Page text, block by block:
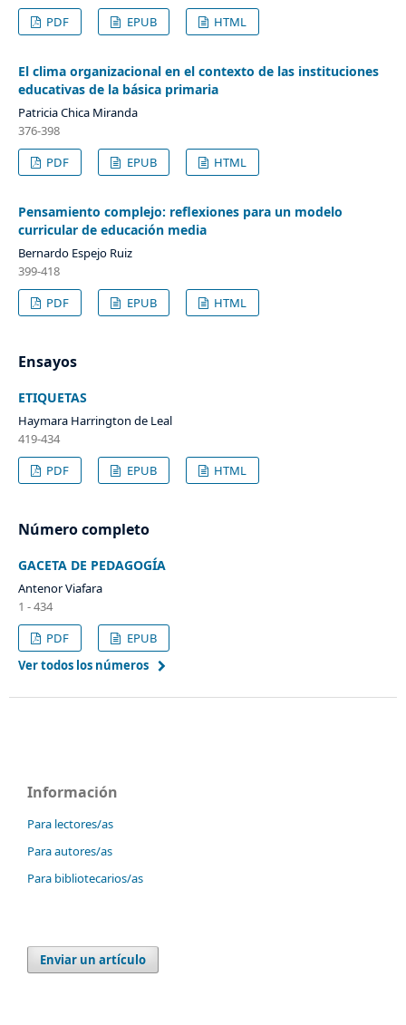
PDF
EPUB HTML
El clima organizacional en el contexto de las instituciones
educativas de la básica primaria
Patricia Chica Miranda
376-398
PDF
EPUB HTML
Pensamiento complejo: reflexiones para un modelo
curricular de educación media
Bernardo Espejo Ruiz
399-418
PDF
EPUB HTML
Ensayos
ETIQUETAS
Haymara Harrington de Leal
419-434
PDF
EPUB HTML
Número completo
GACETA DE PEDAGOGÍA
Antenor Viafara
1 - 434
PDF
EPUB
Ver todos los números
Información
Para lectores/as
Para autores/as
Para bibliotecarios/as
Enviar un artículo